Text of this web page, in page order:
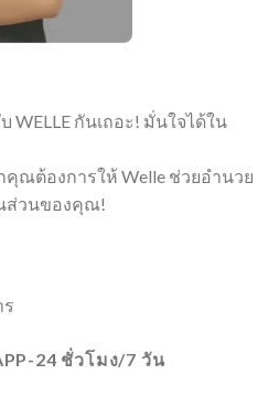
กันเถอะ! มั่นใจได้ใน
ณต้องการให้ Welle ช่วยอำนวย
ส่วนของคุณ!
24 ชั่วโมง/7 วัน